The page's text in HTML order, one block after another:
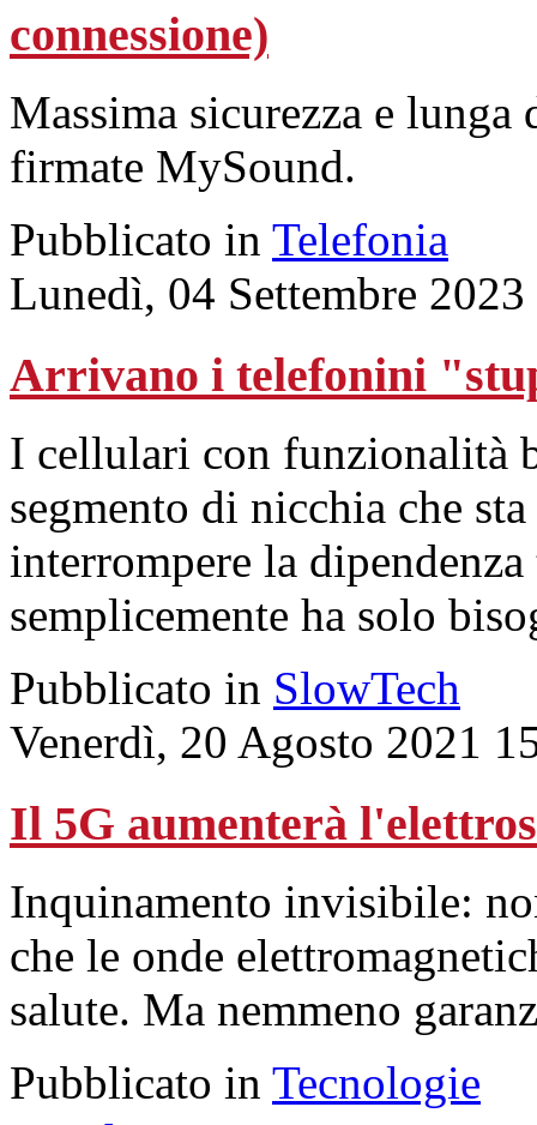
connessione)
Massima sicurezza e
firmate MySound.
Pubblicato in Telefonia
Lunedì, 04 Settembre
Arrivano i telefonini
I cellulari con funzionalità
segmento di nicchia che
interrompere la
semplicemente ha solo
Pubblicato in SlowTech
Venerdì, 20 Agosto 2021
Il 5G aumenterà
Inquinamento invisibile:
che le onde
salute. Ma nemmeno
Pubblicato in Tecnologie